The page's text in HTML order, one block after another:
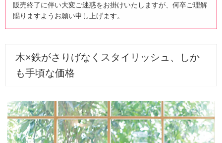
販売終了に伴い大変ご迷惑をお掛けいたしますが、何卒ご理解
賜りますようお願い申し上げます。
木×鉄がさりげなくスタイリッシュ、しか
も手頃な価格